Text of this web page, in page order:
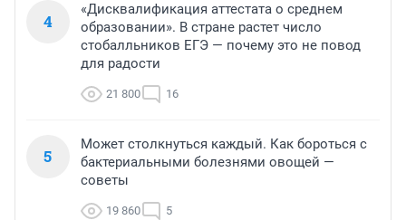
4
«Дисквалификация аттестата о среднем
образовании». В стране растет число
стобалльников ЕГЭ — почему это не повод
для радости
21 800 16
5
Может столкнуться каждый. Как бороться с
бактериальными болезнями овощей —
советы
19 860 5